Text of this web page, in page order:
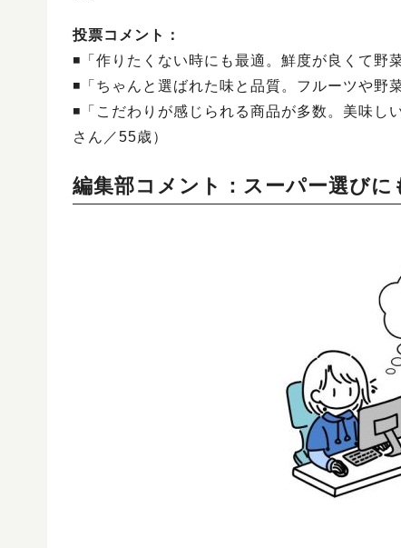
投票コメント：
◾️「作りたくない時にも最適。鮮度が良くて野
◾️「ちゃんと選ばれた味と品質。フルーツや野
◾️「こだわりが感じられる商品が多数。美味
さん／55歳）
編集部コメント：スーパー選びに